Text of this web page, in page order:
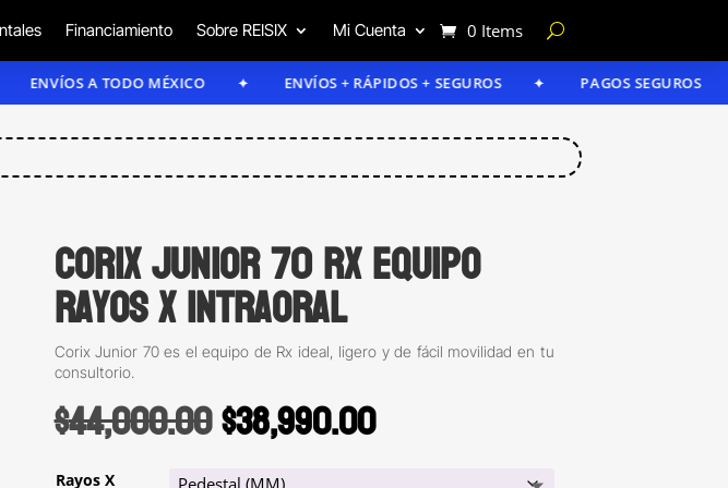
Financiamiento Sobre REISIX Mi Cuenta 0 Items
A TODO MÉXICO ENVÍOS + RÁPIDOS + SEGUROS PAGOS SEGUROS
Corix Junior 70 RX equipo
rayos X intraoral
Corix Junior 70 es el equipo de Rx ideal, ligero y de fácil movilidad en tu
consultorio.
$44,000.00Original
price
$38,990.00Current
Rayos X